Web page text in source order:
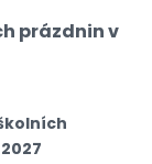
prázdnin v